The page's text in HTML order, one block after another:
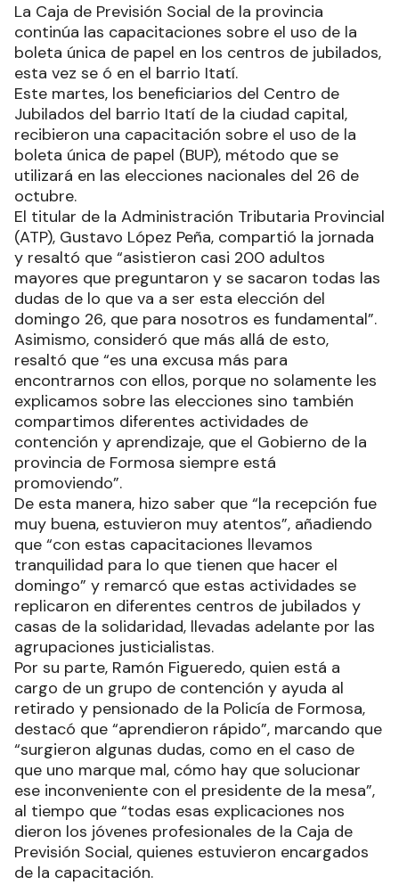
La Caja de Previsión Social de la provincia
continúa las capacitaciones sobre el uso de la
boleta única de papel en los centros de jubilados,
esta vez se ó en el barrio Itatí.
Este martes, los beneficiarios del Centro de
Jubilados del barrio Itatí de la ciudad capital,
recibieron una capacitación sobre el uso de la
boleta única de papel (BUP), método que se
utilizará en las elecciones nacionales del 26 de
octubre.
El titular de la Administración Tributaria Provincial
(ATP), Gustavo López Peña, compartió la jornada
y resaltó que “asistieron casi 200 adultos
mayores que preguntaron y se sacaron todas las
dudas de lo que va a ser esta elección del
domingo 26, que para nosotros es fundamental”.
Asimismo, consideró que más allá de esto,
resaltó que “es una excusa más para
encontrarnos con ellos, porque no solamente les
explicamos sobre las elecciones sino también
compartimos diferentes actividades de
contención y aprendizaje, que el Gobierno de la
provincia de Formosa siempre está
promoviendo”.
De esta manera, hizo saber que “la recepción fue
muy buena, estuvieron muy atentos”, añadiendo
que “con estas capacitaciones llevamos
tranquilidad para lo que tienen que hacer el
domingo” y remarcó que estas actividades se
replicaron en diferentes centros de jubilados y
casas de la solidaridad, llevadas adelante por las
agrupaciones justicialistas.
Por su parte, Ramón Figueredo, quien está a
cargo de un grupo de contención y ayuda al
retirado y pensionado de la Policía de Formosa,
destacó que “aprendieron rápido”, marcando que
“surgieron algunas dudas, como en el caso de
que uno marque mal, cómo hay que solucionar
ese inconveniente con el presidente de la mesa”,
al tiempo que “todas esas explicaciones nos
dieron los jóvenes profesionales de la Caja de
Previsión Social, quienes estuvieron encargados
de la capacitación.